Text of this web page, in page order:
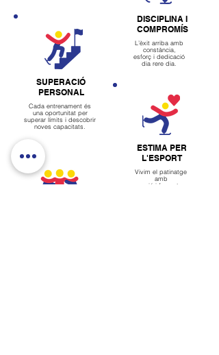
SUPERACIÓ
PERSONAL
Cada entrenament és
una oportunitat per
superar límits i descobrir
noves capacitats.
DISCIPLINA I
COMPROMÍS
L’èxit arriba amb
constància,
esforç i dedicació
dia rere dia.
ESTIMA PER
L'ESPORT
Vivim el patinatge
amb
passió i fomentem